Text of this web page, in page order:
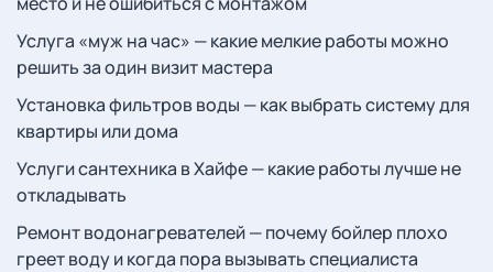
Услуга «муж на час» — какие мелкие работы можно
решить за один визит мастера
Установка фильтров воды — как выбрать систему для
квартиры или дома
Услуги сантехника в Хайфе — какие работы лучше не
откладывать
Ремонт водонагревателей — почему бойлер плохо
греет воду и когда пора вызывать специалиста